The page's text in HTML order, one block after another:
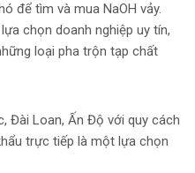
để tìm và mua NaOH vảy.
chọn doanh nghiệp uy tín,
loại pha trộn tạp chất
Đài Loan, Ấn Độ với quy cách
trực tiếp là một lựa chọn